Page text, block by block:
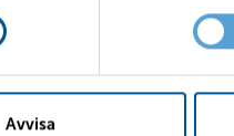
Avvisa